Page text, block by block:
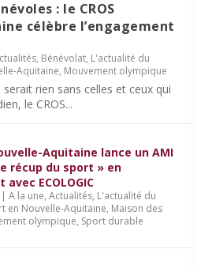
: le CROS
célèbre l’engagement
, Bénévolat, L'actualité du
Aquitaine, Mouvement olympique
rien sans celles et ceux qui
le CROS...
Aquitaine lance un AMI
récup du sport » en
ECOLOGIC
|A la une,Actualités, L'actualité du
en Nouvelle-Aquitaine, Maison des
olympique, Sport durable